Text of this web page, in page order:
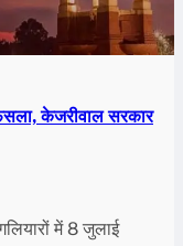
केजरीवाल सरकार
में 8 जुलाई